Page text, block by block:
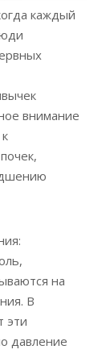
каждый
внимание
на
В
эти
давление